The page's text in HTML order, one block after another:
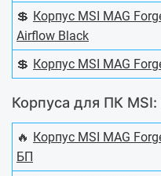
💲 Корпус MSI MAG
Airflow Black
💲 Корпус MSI MAG
Корпуса для ПК
🔥 Корпус MSI MAG
БП